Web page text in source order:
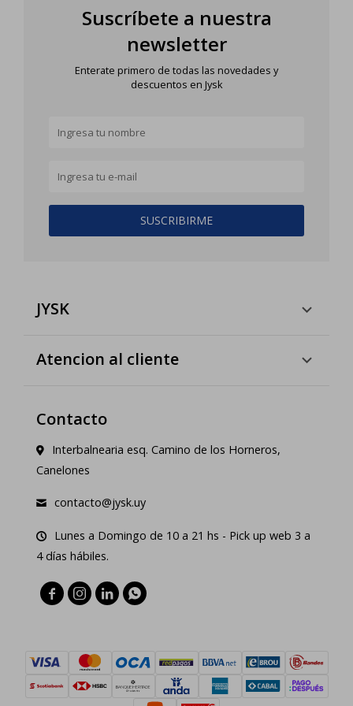
Suscríbete a nuestra
newsletter
Enterate primero de todas las novedades y
descuentos en Jysk
SUSCRIBIRME
JYSK
Atencion al cliente
Contacto
Interbalnearia esq. Camino de los Horneros,
Canelones
contacto@jysk.uy
Lunes a Domingo de 10 a 21 hs - Pick up web 3 a
4 días hábiles.
   